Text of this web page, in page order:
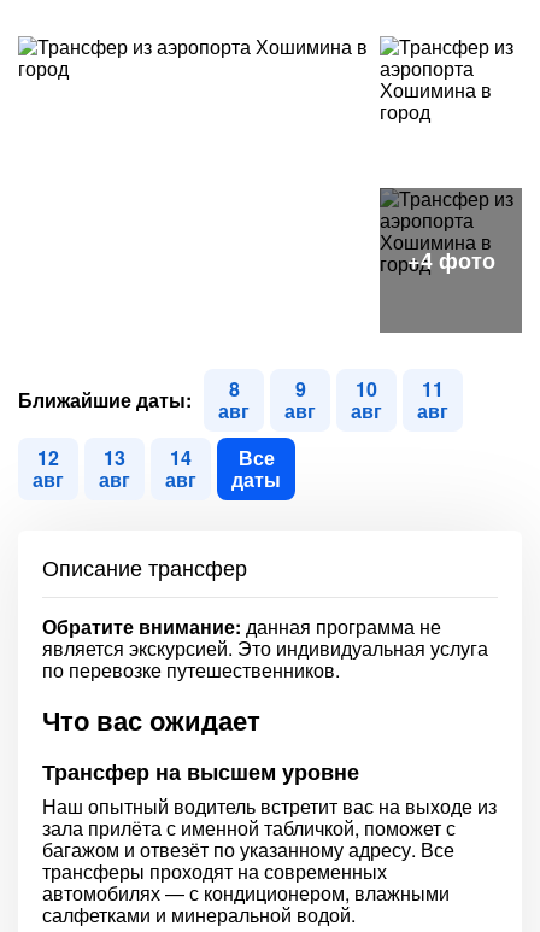
Ближайшие даты: 8
авг
9
авг
10
авг
11
авг
12
авг
13
авг
14
авг
Все
даты
Описание трансфер
Обратите внимание: данная программа не
является экскурсией. Это индивидуальная услуга
по перевозке путешественников.
Что вас ожидает
Трансфер на высшем уровне
Наш опытный водитель встретит вас на выходе из
зала прилёта с именной табличкой, поможет с
багажом и отвезёт по указанному адресу. Все
трансферы проходят на современных
автомобилях — с кондиционером, влажными
салфетками и минеральной водой.